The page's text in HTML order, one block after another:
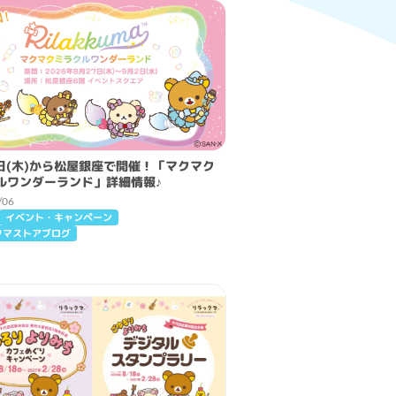
(木)から松屋銀座で開催！「マクマク
ワンダーランド」詳細情報♪
イベント・キャンペーン
ストアブログ